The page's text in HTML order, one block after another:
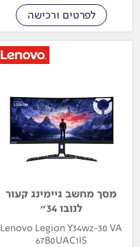
לפרטים ורכישה
מסך מחשב גיימינג קעור
לנובו 34"
Lenovo Legion Y34wz-30 VA
67B0UAC1IS